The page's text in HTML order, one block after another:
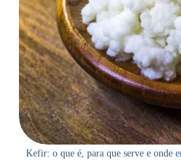
Kefir: o que é, para que serve e onde